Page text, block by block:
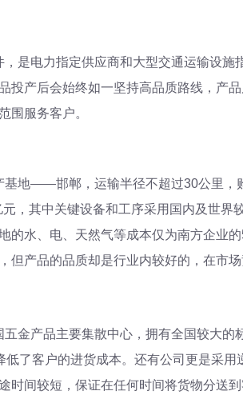
电力指定供应商和大型交通运输设施
产后会始终如一坚持高品质路线，产
围服务客户。
地——邯郸，运输半径不超过30公里
，其中关键设备和工序采用国内及世
的水、电、天然气等成本仅为南方企业
但产品的品质却是行业内较好的，在市
金产品主要集散中心，拥有全国较大的
低了客户的进货成本。还有公司更是采
间较短，保证在任何时间将货物分送到